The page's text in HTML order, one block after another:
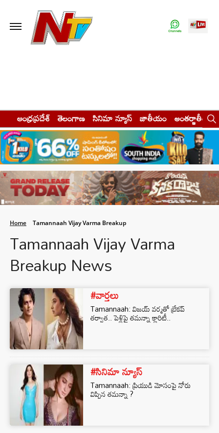
ఆంధ్రప్రదేశ్ తెలంగాణ సినిమా న్యూస్ జాతీయం అంతర్జాతీయం
Home Tamannaah Vijay Varma Breakup
Tamannaah Vijay Varma
Breakup News
#వార్తలు
Tamannaah: విజయ్ వర్మతో బ్రేకప్
తర్వాత.. పెళ్లిపై తమన్నా క్లారిటీ..
#సినిమా న్యూస్
Tamannaah: ప్రియుడి మోసంపై నోరు
విప్పిన తమన్నా ?